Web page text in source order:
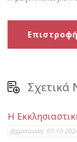
Επιστροφή
Σχετικά
Η
Δημοσίευση: 07-10-